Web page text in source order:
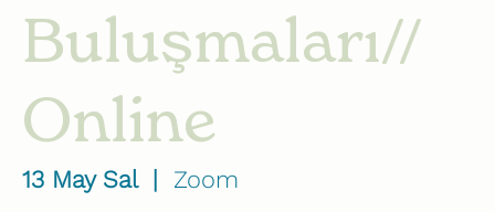
Buluşmaları//
Online
13 May Sal
  |
Zoom